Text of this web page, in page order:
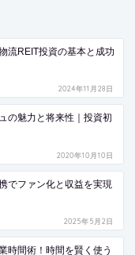
流REIT投資の基本と成功
2024年11月28日
の魅力と将来性｜投資初
2020年10月10日
でファン化と収益を実現
2025年5月2日
時間術！時間を賢く使う